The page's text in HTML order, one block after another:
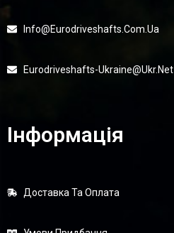
Info@eurodriveshafts.com.ua
Eurodriveshafts-Ukraine@ukr.net
Інформація
Доставка Та Оплата